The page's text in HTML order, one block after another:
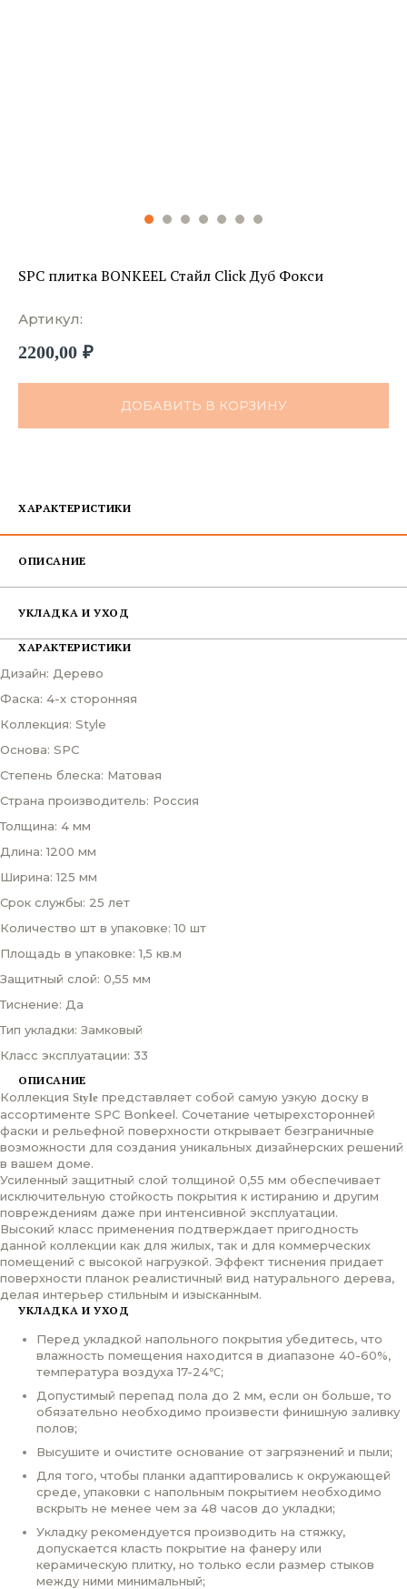
SPC плитка BONKEEL Стайл Click Дуб Фокси
Артикул:
2200,00 ₽
ДОБАВИТЬ В КОРЗИНУ
ХАРАКТЕРИСТИКИ
ОПИСАНИЕ
УКЛАДКА И УХОД
ХАРАКТЕРИСТИКИ
Дизайн: Дерево
Фаска: 4-х сторонняя
Коллекция: Style
Основа: SPC
Степень блеска: Матовая
Страна производитель: Россия
Толщина: 4 мм
Длина: 1200 мм
Ширина: 125 мм
Срок службы: 25 лет
Количество шт в упаковке: 10 шт
Площадь в упаковке: 1,5 кв.м
Защитный слой: 0,55 мм
Тиснение: Да
Тип укладки: Замковый
Класс эксплуатации: 33
ОПИСАНИЕ
Коллекция Style представляет собой самую узкую доску в
ассортименте SPC Bonkeel. Сочетание четырехсторонней
фаски и рельефной поверхности открывает безграничные
возможности для создания уникальных дизайнерских решений
в вашем доме.
Усиленный защитный слой толщиной 0,55 мм обеспечивает
исключительную стойкость покрытия к истиранию и другим
повреждениям даже при интенсивной эксплуатации.
Высокий класс применения подтверждает пригодность
данной коллекции как для жилых, так и для коммерческих
помещений с высокой нагрузкой. Эффект тиснения придает
поверхности планок реалистичный вид натурального дерева,
делая интерьер стильным и изысканным.
УКЛАДКА И УХОД
Перед укладкой напольного покрытия убедитесь, что
влажность помещения находится в диапазоне 40-60%,
температура воздуха 17-24℃;
Допустимый перепад пола до 2 мм, если он больше, то
обязательно необходимо произвести финишную заливку
полов;
Высушите и очистите основание от загрязнений и пыли;
Для того, чтобы планки адаптировались к окружающей
среде, упаковки с напольным покрытием необходимо
вскрыть не менее чем за 48 часов до укладки;
Укладку рекомендуется производить на стяжку,
допускается класть покрытие на фанеру или
керамическую плитку, но только если размер стыков
между ними минимальный;